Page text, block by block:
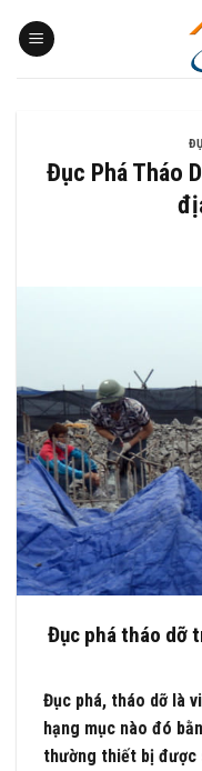
qua
Đục Phá Tháo
Đục phá tháo dỡ
Đục phá, tháo dỡ là
hạng mục nào đó
thường thiết bị được